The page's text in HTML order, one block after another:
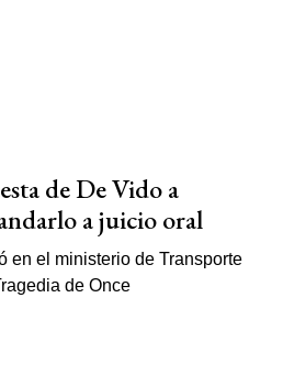
de De Vido a
a juicio oral